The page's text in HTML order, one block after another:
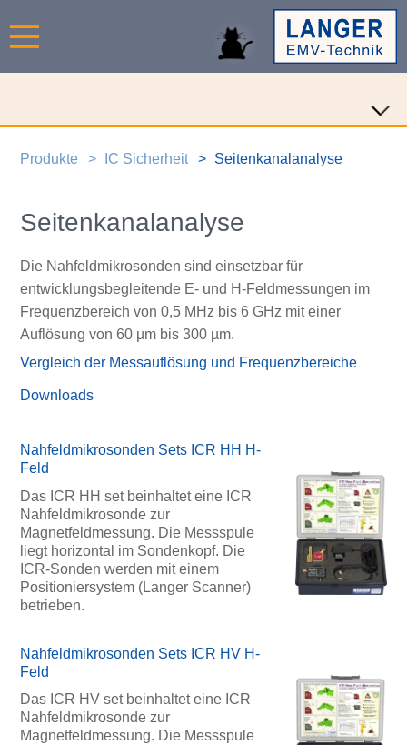
Produkte IC Sicherheit Seitenkanalanalyse
Seitenkanalanalyse
Die Nahfeldmikrosonden sind einsetzbar für
entwicklungsbegleitende E- und H-Feldmessungen im
Frequenzbereich von 0,5 MHz bis 6 GHz mit einer
Auflösung von 60 µm bis 300 µm.
Vergleich der Messauflösung und Frequenzbereiche
Downloads
Nahfeldmikrosonden Sets ICR HH H-
Feld
Das ICR HH set beinhaltet eine ICR
Nahfeldmikrosonde zur
Magnetfeldmessung. Die Messspule
liegt horizontal im Sondenkopf. Die
ICR-Sonden werden mit einem
Positioniersystem (Langer Scanner)
betrieben.
Nahfeldmikrosonden Sets ICR HV H-
Feld
Das ICR HV set beinhaltet eine ICR
Nahfeldmikrosonde zur
Magnetfeldmessung. Die Messspule